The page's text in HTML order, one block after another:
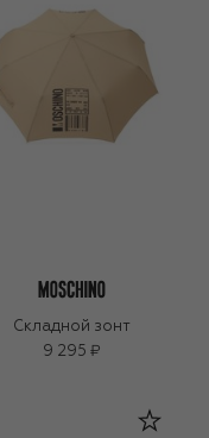
Складной зонт
9 295 ₽